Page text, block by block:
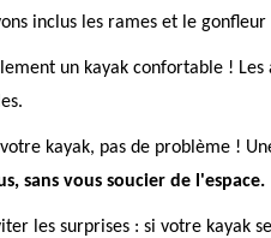
inclus les rames et le
un kayak confortable !
kayak, pas de problème !
sans vous soucier de l'espace.
les surprises : si votre kayak